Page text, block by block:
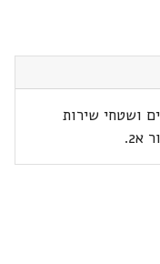
ושטחי שירות
א2.